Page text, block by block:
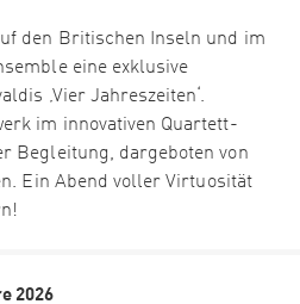
den Britischen Inseln und im
eine exklusive
‚Vier Jahreszeiten‘.
im innovativen Quartett-
Begleitung, dargeboten von
Ein Abend voller Virtuosität
2026